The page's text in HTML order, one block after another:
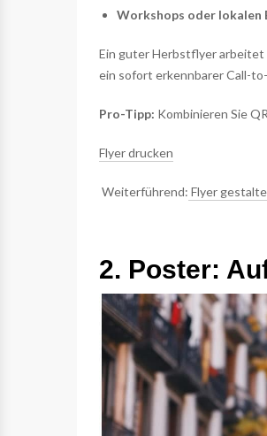
Workshops oder lokalen
Ein guter Herbstflyer arbeitet
ein sofort erkennbarer Call-
Pro-Tipp: Kombinieren Sie
Flyer drucken
Weiterführend: Flyer
2. Poster: